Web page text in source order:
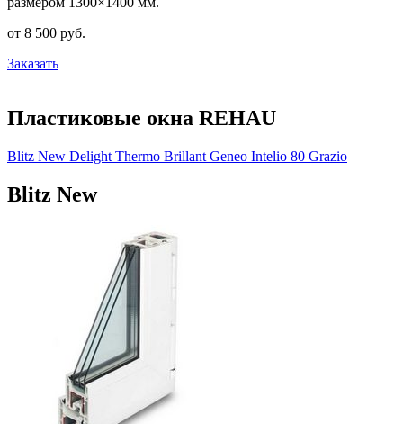
от 8 500 pуб.
Заказать
Пластиковые окна REHAU
Blitz New Delight Thermo Brillant Geneo Intelio 80 Grazio
Blitz New